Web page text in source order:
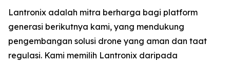
Lantronix adalah mitra berharga bagi platform
generasi berikutnya kami, yang mendukung
pengembangan solusi drone yang aman dan taat
regulasi. Kami memilih Lantronix daripada